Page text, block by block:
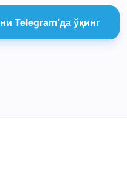
Telegram’да ўқинг